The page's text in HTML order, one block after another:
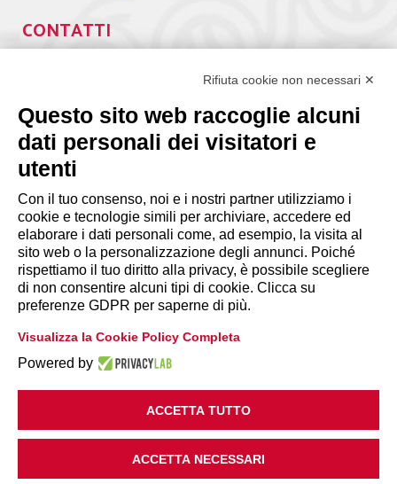
CONTATTI
segreteria@lps.coop
INFORMAZIONI
Disclaimer
Privacy Policy
Cookie Policy|Modifica preferenze
Rifiuta cookie non necessari ✕
Questo sito web raccoglie alcuni
dati personali dei visitatori e
utenti
Con il tuo consenso, noi e i nostri partner utilizziamo i
cookie e tecnologie simili per archiviare, accedere ed
elaborare i dati personali come, ad esempio, la visita al
sito web o la personalizzazione degli annunci. Poiché
rispettiamo il tuo diritto alla privacy, è possibile scegliere
di non consentire alcuni tipi di cookie. Clicca su
preferenze GDPR per saperne di più.
Visualizza la Cookie Policy Completa
Powered by
ACCETTA TUTTO
ACCETTA NECESSARI